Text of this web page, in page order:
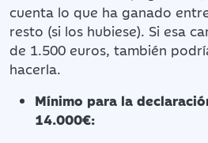
cuenta lo que ha ganado
resto (si los hubiese). Si esa
de 1.500 euros, también
hacerla.
Mínimo para la
14.000€: